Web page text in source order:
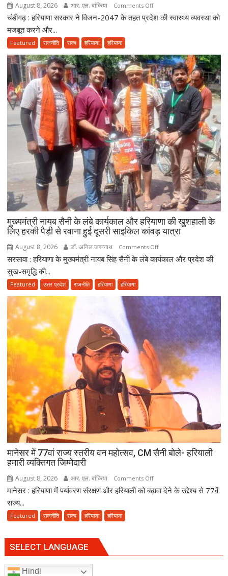
August 8, 2026 आर. एल. बांकिया Comments Offon
विजन-2047
सेवाओं
का
होगा
विस्तार,
CM
सैनी
बोले-
2047
तक
हरियाणा
को
स्वास्थ्य
क्षेत्र
बनाएंगे
अग्रणी
चंडीगढ़ : हरियाणा सरकार ने विजन-2047 के तहत प्रदेश की स्वास्थ्य व्यवस्था को
मजबूत करने और...
Featured राजनीति राज्य हरियाणा हरियाणा
मुख्यमंत्री नायब सैनी के लंबे कार्यकाल और हरियाणा की खुशहाली के
लिए हरकी पैड़ी से रवाना हुई दूसरी साइकिल कांवड़ यात्रा
August 8, 2026 डॉ. अनिल जगन्नाथ Comments Offon
मुख्यमंत्री
लंबे
कार्यकाल
खुशहाली
लिए
हरकी
रवाना
दूसरी
सरसावा : हरियाणा के मुख्यमंत्री नायब सिंह सैनी के लंबे कार्यकाल और प्रदेश की
सुख-समृद्धि की...
Featured उत्तर प्रदेश राजनीति हरियाणा हरियाणा
मानेसर में 77वां राज्य स्तरीय वन महोत्सव, CM सैनी बोले- हरियाली
हमारी व्यक्तिगत जिम्मेदारी
August 8, 2026 आर. एल. बांकिया Comments Offon
मानेसर
महोत्सव,
मानेसर : हरियाणा में पर्यावरण संरक्षण और हरियाली को बढ़ावा देने के उद्देश्य से 77वें
राज्य...
Featured राजनीति राज्य हरियाणा हरियाणा
SELECT LANGUAGE
Hindi